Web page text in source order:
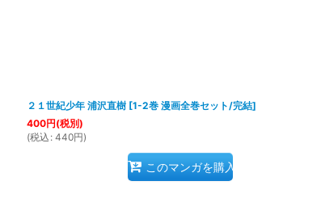
２１世紀少年 浦沢直樹 [1-2巻 漫画全巻セット/完結]
400円(税別)
(税込 : 440円)
このマンガを購入